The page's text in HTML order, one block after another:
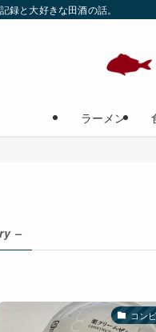
録と大好きな田酒の話。
ラーメン
–
コン